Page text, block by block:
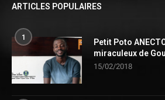
ARTICLES POPULAIRES
1
Petit Poto
miraculeux de
15/02/2018